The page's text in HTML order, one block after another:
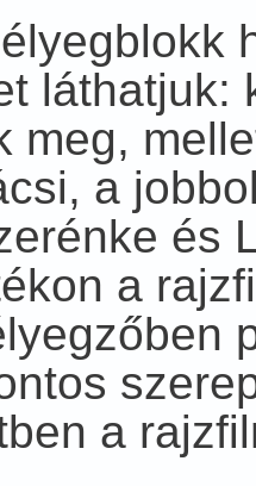
láthatjuk:
meg,
a
és
a
a